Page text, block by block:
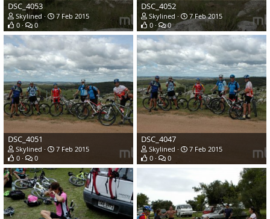
DSC_4053
Skylined
7 Feb 2015
0
0
DSC_4052
Skylined
7 Feb 2015
0
0
DSC_4051
Skylined
7 Feb 2015
0
0
DSC_4047
Skylined
7 Feb 2015
0
0